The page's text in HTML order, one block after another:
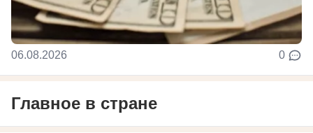
06.08.2026 0
Главное в стране